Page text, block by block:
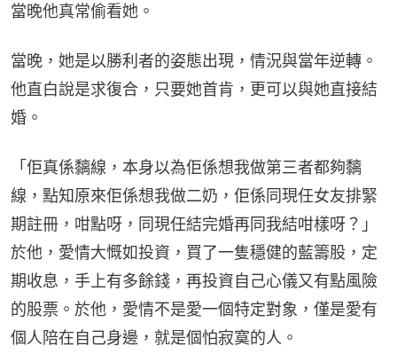
當晚他真常偷看她。
當晚，她是以勝利者的姿態出現，情況與當年逆轉。
他直白說是求復合，只要她首肯，更可以與她直接結
婚。
「佢真係黐線，本身以為佢係想我做第三者都夠黐
線，點知原來佢係想我做二奶，佢係同現任女友排緊
期註冊，咁點呀，同現任結完婚再同我結咁樣呀？」
於他，愛情大慨如投資，買了一隻穩健的藍籌股，定
期收息，手上有多餘錢，再投資自己心儀又有點風險
的股票。於他，愛情不是愛一個特定對象，僅是愛有
個人陪在自己身邊，就是個怕寂寞的人。